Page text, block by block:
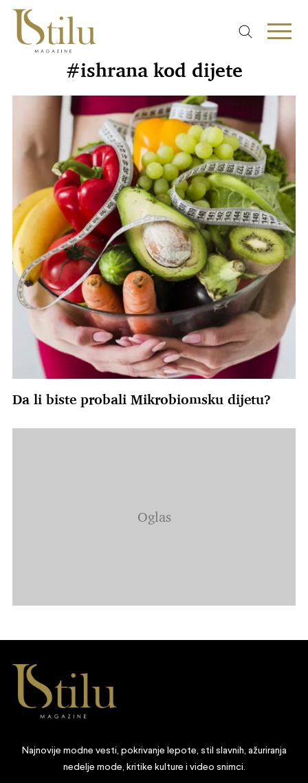
#ishrana kod dijete
Da li biste probali Mikrobiomsku dijetu?
Najnovije modne vesti, pokrivanje lepote, stil slavnih, ažuriranja
nedelje mode, kritike kulture i video snimci.